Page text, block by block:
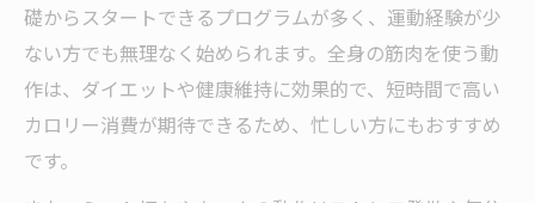
ダイエット目的でキックボクシングを選ぶ
ポイント
キックボクシングで無理なく続けるダイエ
ット法
礎からスタートできるプログラムが多く、運動経験が少
ない方でも無理なく始められます。全身の筋肉を使う動
作は、ダイエットや健康維持に効果的で、短時間で高い
カロリー消費が期待できるため、忙しい方にもおすすめ
です。